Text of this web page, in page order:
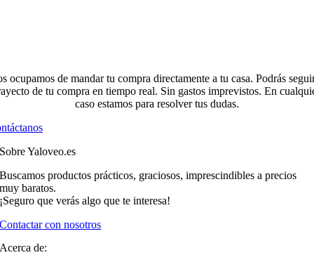
ocupamos de mandar tu compra directamente a tu casa. Podrás
de tu compra en tiempo real. Sin gastos imprevistos. En
caso estamos para resolver tus dudas.
Sobre Yaloveo.es
Buscamos productos prácticos, graciosos, imprescindibles a precios
muy baratos.
¡Seguro que verás algo que te interesa!
Contactar con nosotros
Acerca de: